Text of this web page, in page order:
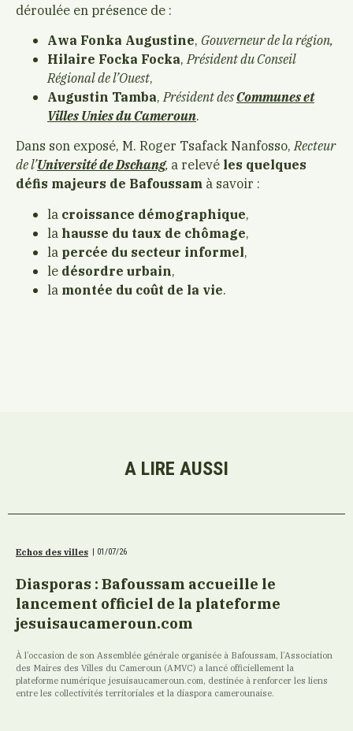
déroulée en présence de :
Awa Fonka Augustine, Gouverneur de la région,
Hilaire Focka Focka, Président du Conseil
Régional de l’Ouest,
Augustin Tamba, Président desCommunes et
Villes Unies du Cameroun.
Dans son exposé, M. Roger Tsafack Nanfosso,Recteur
de l’Université de Dschang, a relevé les quelques
défis majeurs de Bafoussam à savoir :
la croissance démographique,
la hausse du taux de chômage,
la percée du secteur informel,
le désordre urbain,
la montée du coût de la vie.
A LIRE AUSSI
Echos des villes 01/07/26
Diasporas : Bafoussam accueille le
lancement officiel de la plateforme
jesuisaucameroun.com
À l’occasion de son Assemblée générale organisée à Bafoussam, l’Association
des Maires des Villes du Cameroun (AMVC) a lancé officiellement la
plateforme numérique jesuisaucameroun.com, destinée à renforcer les liens
entre les collectivités territoriales et la diaspora camerounaise.